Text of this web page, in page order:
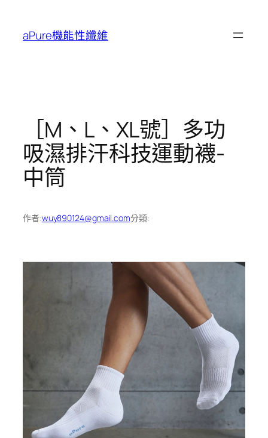
aPure機能性纖維
［M、L、XL號］多功
吸濕排汗科技運動襪-
中筒
作者:wuy890124@gmail.com分類: